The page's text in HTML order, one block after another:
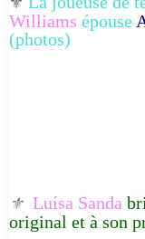
Williams épouse
(photos)
⚜️ Luísa Sanda
original et à son